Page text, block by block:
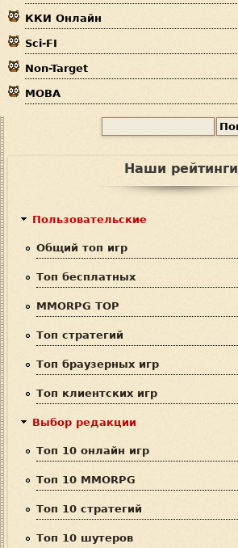
ККИ Онлайн
Sci-FI
Non-Target
MOBA
Наши рейтинги
Пользовательские
Общий топ игр
Топ бесплатных
MMORPG TOP
Топ стратегий
Топ браузерных игр
Топ клиентских игр
Выбор редакции
Топ 10 онлайн игр
Топ 10 MMORPG
Топ 10 стратегий
Топ 10 шутеров